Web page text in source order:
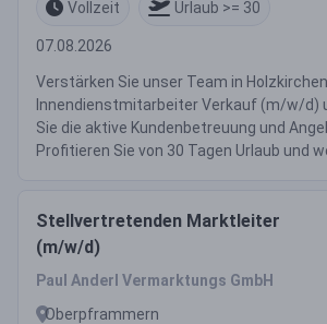
Vollzeit
Urlaub >= 30
07.08.2026
Verstärken Sie unser Team in
Innendienstmitarbeiter Verkauf (m/w/d)
Sie die aktive Kundenbetreuung und
Profitieren Sie von 30 Tagen Urlaub und
Stellvertretenden Marktleiter
(m/w/d)
Paul Anderl Vermarktungs GmbH
Oberpframmern